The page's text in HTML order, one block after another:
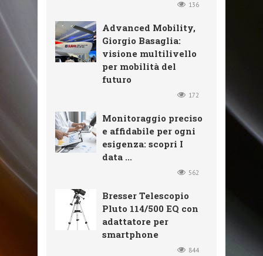
136
Advanced Mobility,
Giorgio Basaglia:
visione multilivello
per mobilità del
futuro
172
Monitoraggio preciso
e affidabile per ogni
esigenza: scopri I
data ...
562
Bresser Telescopio
Pluto 114/500 EQ con
adattatore per
smartphone
844